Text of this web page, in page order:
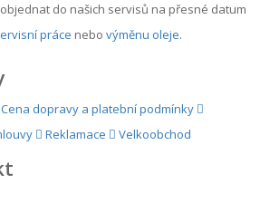
do našich servisů na přesné datum
práce nebo výměnu oleje.
Cena dopravy a platební podmínky
Reklamace Velkoobchod